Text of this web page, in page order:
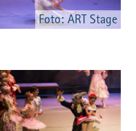
Foto: ART Stage